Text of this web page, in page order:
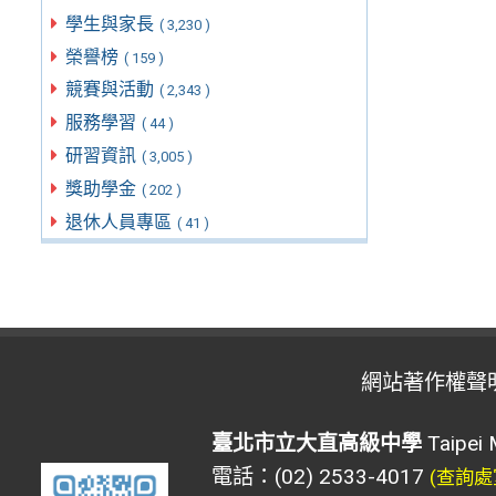
學生與家長 ( 3,230 )
榮譽榜 ( 159 )
競賽與活動 ( 2,343 )
服務學習 ( 44 )
研習資訊 ( 3,005 )
獎助學金 ( 202 )
退休人員專區 ( 41 )
網站著作權聲
臺北市立大直高級中學Taipei
電話：(02) 2533-4017 (查詢